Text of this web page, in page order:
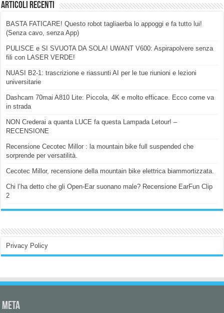
Articoli Recenti
BASTA FATICARE! Questo robot tagliaerba lo appoggi e fa tutto lui!
(Senza cavo, senza App)
PULISCE e SI SVUOTA DA SOLA! UWANT V600: Aspirapolvere senza
fili con LASER VERDE!
NUASI B2-1: trascrizione e riassunti AI per le tue riunioni e lezioni
universitarie
Dashcam 70mai A810 Lite: Piccola, 4K e molto efficace. Ecco come va
in strada
NON Crederai a quanta LUCE fa questa Lampada Letour! –
RECENSIONE
Recensione Cecotec Millor : la mountain bike full suspended che
sorprende per versatilità.
Cecotec Millor, recensione della mountain bike elettrica biammortizzata.
Chi l’ha detto che gli Open-Ear suonano male? Recensione EarFun Clip
2
Privacy Policy
Meta